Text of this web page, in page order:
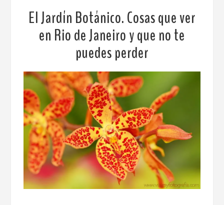
El Jardín Botánico. Cosas que ver
en Rio de Janeiro y que no te
puedes perder